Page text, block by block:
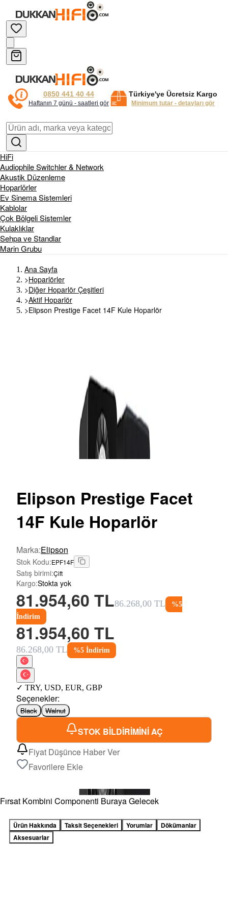
0850 441 40 44
Haftanın 7 günü - saatleri gör
Türkiye'ye Ücretsiz Kargo
Minimum tutar - detayları gör
HiFi
Audiophile Switchler & Network
Akustik Düzenleme
Hoparlörler
Ev Sinema Sistemleri
Kablolar
Çok Bölgeli Sistemler
Kulaklıklar
Sehpa ve Standlar
Marin Grubu
Ana Sayfa
>Hoparlörler
>Diğer Hoparlör Çeşitleri
>Aktif Hoparlör
>Elipson Prestige Facet 14F Kule Hoparlör
Elipson Prestige Facet
14F Kule Hoparlör
Marka:Elipson
Stok Kodu:EPF14F
Satış birimi:Çift
Kargo:Stokta yok
81.954,60 TL86.268,00 TL %5
İndirim
81.954,60 TL
86.268,00 TL %5 İndirim
✓ TRY, USD, EUR, GBP
Seçenekler:
Black Walnut
STOK BİLDİRİMİNİ AÇ
Fiyat Düşünce Haber Ver
Favorilere Ekle
Fırsat Kombini Componenti Buraya Gelecek
Ürün Hakkında Taksit Seçenekleri Yorumlar
Dökümanlar
Aksesuarlar